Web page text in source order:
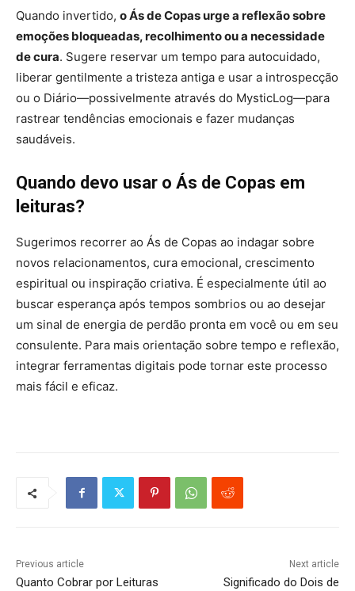
Quando invertido, o Ás de Copas urge a reflexão sobre
emoções bloqueadas, recolhimento ou a necessidade
de cura. Sugere reservar um tempo para autocuidado,
liberar gentilmente a tristeza antiga e usar a introspecção
ou o Diário—possivelmente através do MysticLog—para
rastrear tendências emocionais e fazer mudanças
saudáveis.
Quando devo usar o Ás de Copas em
leituras?
Sugerimos recorrer ao Ás de Copas ao indagar sobre
novos relacionamentos, cura emocional, crescimento
espiritual ou inspiração criativa. É especialmente útil ao
buscar esperança após tempos sombrios ou ao desejar
um sinal de energia de perdão pronta em você ou em seu
consulente. Para mais orientação sobre tempo e reflexão,
integrar ferramentas digitais pode tornar este processo
mais fácil e eficaz.
Previous article
Quanto Cobrar por Leituras
Next article
Significado do Dois de